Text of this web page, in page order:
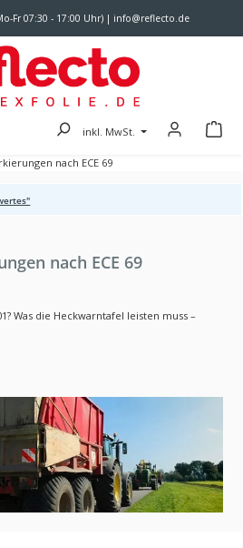
Fr 07:30 - 17:00 Uhr) | info@reflecto.de
inkl. MwSt.
nach ECE 69
nach ECE 69
Was die Heckwarntafel leisten muss –